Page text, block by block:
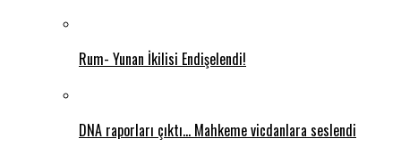
Rum- Yunan İkilisi Endişelendi!
DNA raporları çıktı… Mahkeme vicdanlara seslendi